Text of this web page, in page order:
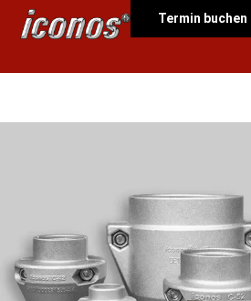
Termin buchen